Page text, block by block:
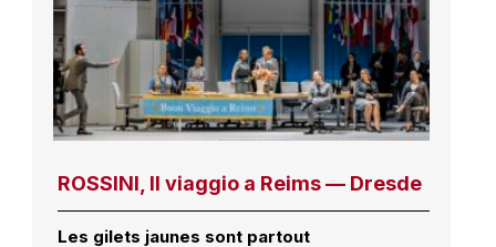
ROSSINI, Il viaggio a Reims — Dresde
Les gilets jaunes sont partout